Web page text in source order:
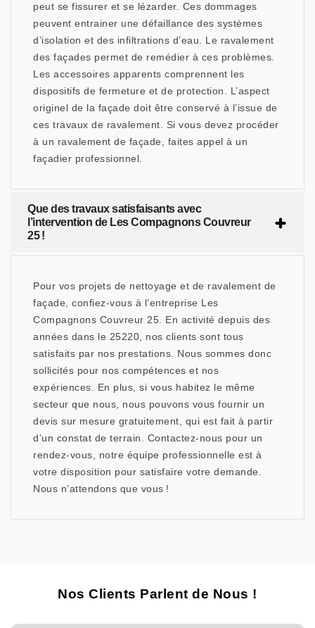
peut se fissurer et se lézarder. Ces dommages
peuvent entrainer une défaillance des systèmes
d’isolation et des infiltrations d’eau. Le ravalement
des façades permet de remédier à ces problèmes.
Les accessoires apparents comprennent les
dispositifs de fermeture et de protection. L’aspect
originel de la façade doit être conservé à l’issue de
ces travaux de ravalement. Si vous devez procéder
à un ravalement de façade, faites appel à un
façadier professionnel.
Que des travaux satisfaisants avec
l’intervention de Les Compagnons Couvreur
25 !
Pour vos projets de nettoyage et de ravalement de
façade, confiez-vous à l’entreprise Les
Compagnons Couvreur 25. En activité depuis des
années dans le 25220, nos clients sont tous
satisfaits par nos prestations. Nous sommes donc
sollicités pour nos compétences et nos
expériences. En plus, si vous habitez le même
secteur que nous, nous pouvons vous fournir un
devis sur mesure gratuitement, qui est fait à partir
d’un constat de terrain. Contactez-nous pour un
rendez-vous, notre équipe professionnelle est à
votre disposition pour satisfaire votre demande.
Nous n’attendons que vous !
Nos Clients Parlent de Nous !